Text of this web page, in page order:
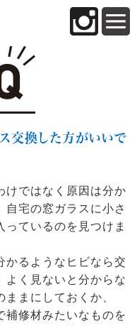
交換した方がいいで
けではなく原因は分か
自宅の窓ガラスに小さ
っているのを見つけま
かるようなヒビなら交
よく見ないと分からな
まにしておくか、
補修材みたいなものを